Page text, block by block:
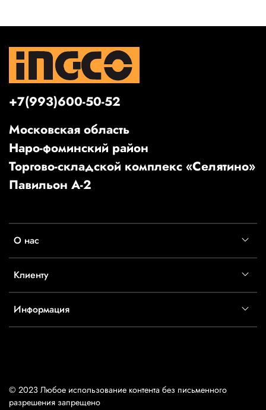
О нас
Клиенту
Информация
+7(993)600-50-52
Московская область
Наро-фоминский район
Торгово-складской комплекс «Селятино»
Павильон А-2
© 2023 Любое использование контента без письменного
разрешения запрещено